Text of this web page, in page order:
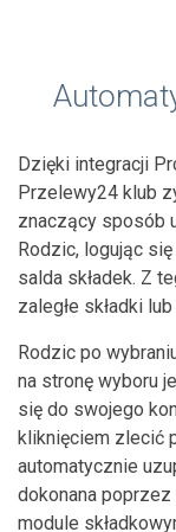
Dzięki integracji
Przelewy24 klub
znaczący sposób
Rodzic, logując
salda składek. Z
zaległe składki
Rodzic po
na stronę wyboru
się do swojego
kliknięciem zlecić
automatycznie
dokonana
module